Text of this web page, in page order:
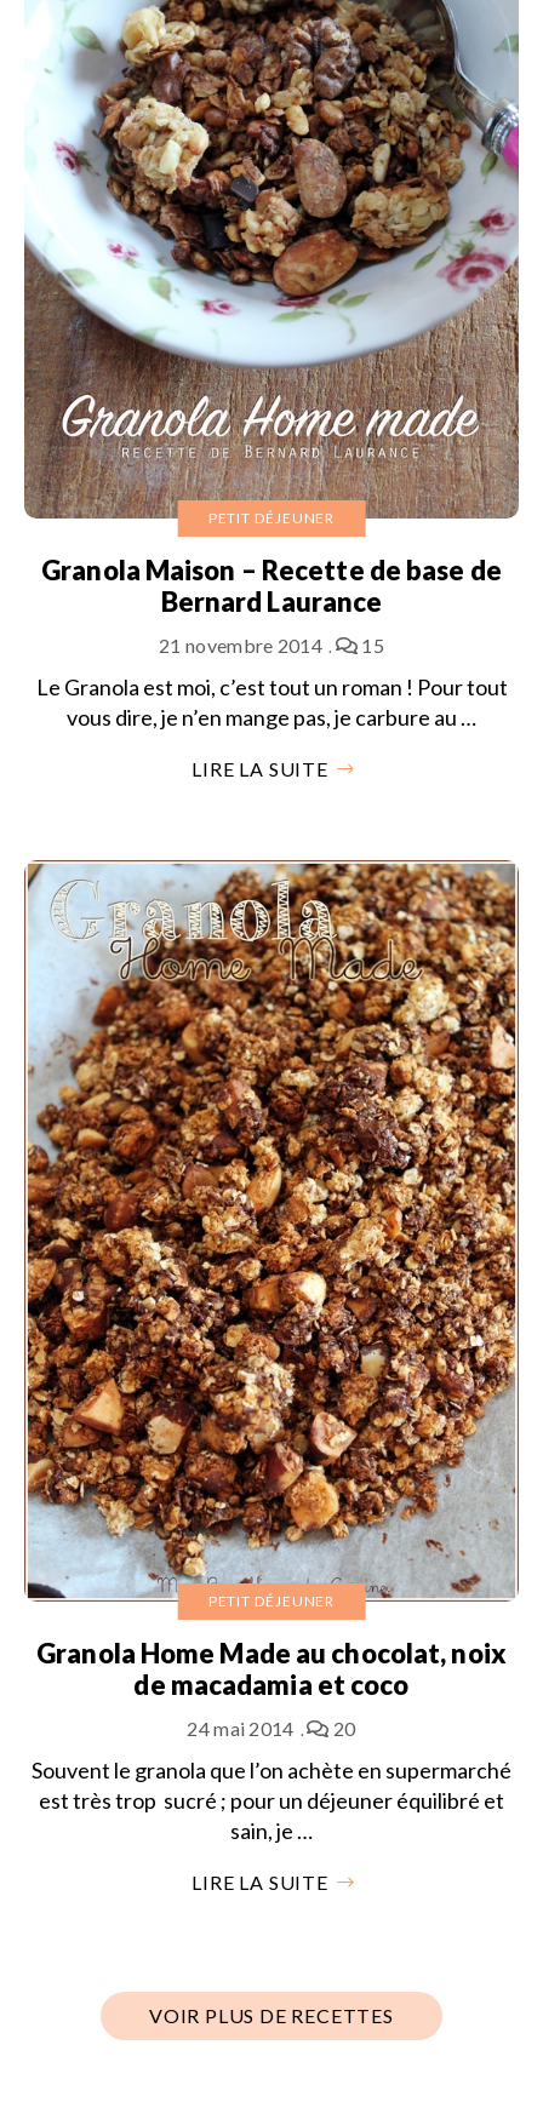
PETIT DÉJEUNER
Granola Maison – Recette de base de
Bernard Laurance
21 novembre 2014 15
Le Granola est moi, c’est tout un roman ! Pour tout
vous dire, je n’en mange pas, je carbure au …
LIRE LA SUITE
PETIT DÉJEUNER
Granola Home Made au chocolat, noix
de macadamia et coco
24 mai 2014 20
Souvent le granola que l’on achète en supermarché
est très trop sucré ; pour un déjeuner équilibré et
sain, je …
LIRE LA SUITE
VOIR PLUS DE RECETTES